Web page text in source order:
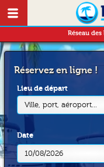
Réseau
Réservez en ligne !
Lieu de départ
Ville, port, aéroport...
Date